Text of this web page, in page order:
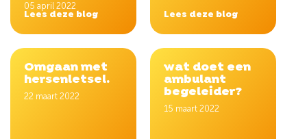
05 april 2022
Lees deze blog Lees deze blog
Omgaan met
hersenletsel.
22 maart 2022
wat doet een
ambulant
begeleider?
15 maart 2022